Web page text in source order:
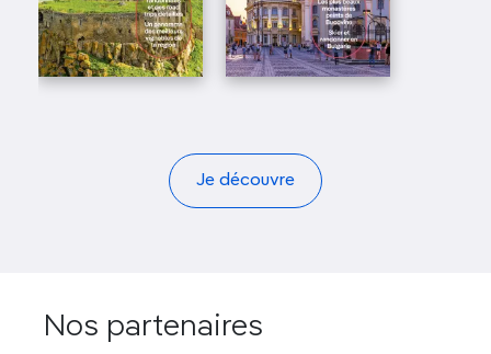
Je découvre
Nos partenaires